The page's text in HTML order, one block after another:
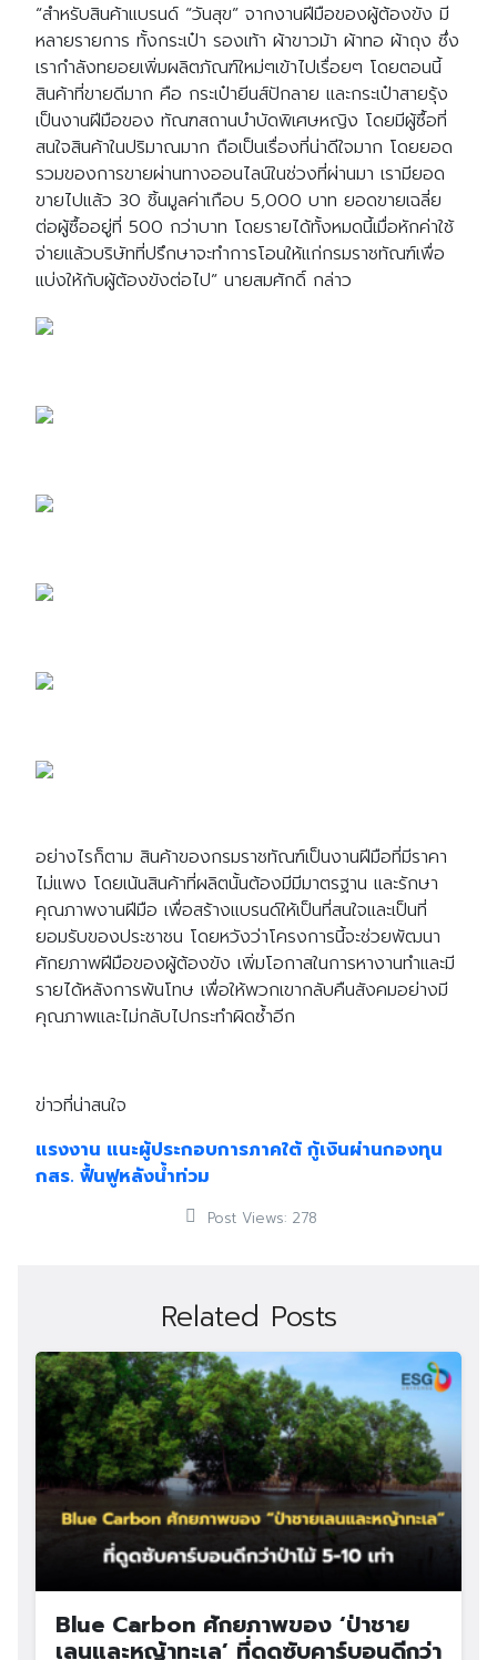
“สำหรับสินค้าแบรนด์ “วันสุข” จากงานฝีมือของผู้ต้องขัง มี
หลายรายการ ทั้งกระเป๋า รองเท้า ผ้าขาวม้า ผ้าทอ ผ้าถุง ซึ่ง
เรากำลังทยอยเพิ่มผลิตภัณฑ์ใหม่ๆเข้าไปเรื่อยๆ โดยตอนนี้
สินค้าที่ขายดีมาก คือ กระเป๋ายีนส์ปักลาย และกระเป๋าสายรุ้ง
เป็นงานฝีมือของ ทัณฑสถานบำบัดพิเศษหญิง โดยมีผู้ซื้อที่
สนใจสินค้าในปริมาณมาก ถือเป็นเรื่องที่น่าดีใจมาก โดยยอด
รวมของการขายผ่านทางออนไลน์ในช่วงที่ผ่านมา เรามียอด
ขายไปแล้ว 30 ชิ้นมูลค่าเกือบ 5,000 บาท ยอดขายเฉลี่ย
ต่อผู้ซื้ออยู่ที่ 500 กว่าบาท โดยรายได้ทั้งหมดนี้เมื่อหักค่าใช้
จ่ายแล้วบริษัทที่ปรึกษาจะทำการโอนให้แก่กรมราชทัณฑ์เพื่อ
แบ่งให้กับผู้ต้องขังต่อไป” นายสมศักดิ์ กล่าว
อย่างไรก็ตาม สินค้าของกรมราชทัณฑ์เป็นงานฝีมือที่มีราคา
ไม่แพง โดยเน้นสินค้าที่ผลิตนั้นต้องมีมีมาตรฐาน และรักษา
คุณภาพงานฝีมือ เพื่อสร้างแบรนด์ให้เป็นที่สนใจและเป็นที่
ยอมรับของประชาชน โดยหวังว่าโครงการนี้จะช่วยพัฒนา
ศักยภาพฝีมือของผู้ต้องขัง เพิ่มโอกาสในการหางานทำและมี
รายได้หลังการพ้นโทษ เพื่อให้พวกเขากลับคืนสังคมอย่างมี
คุณภาพและไม่กลับไปกระทำผิดซ้ำอีก
ข่าวที่น่าสนใจ
แรงงาน แนะผู้ประกอบการภาคใต้ กู้เงินผ่านกองทุน
กสร. ฟื้นฟูหลังน้ำท่วม
Post Views: 278
Related Posts
Blue Carbon ศักยภาพของ ‘ป่าชาย
เลนและหญ้าทะเล’ ที่ดูดซับคาร์บอนดีกว่า